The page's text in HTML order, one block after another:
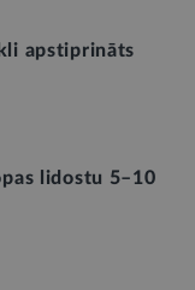
apstiprināts
lidostu 5–10